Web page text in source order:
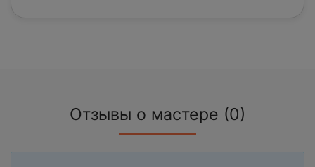
Отзывы о мастере (0)